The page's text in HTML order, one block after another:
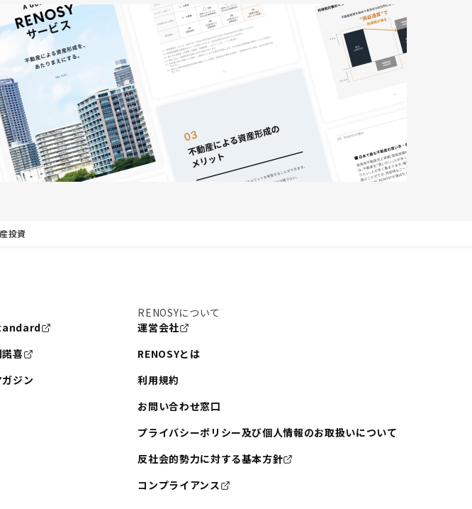
投資
喜
ジン
RENOSYについて
運営会社
RENOSYとは
利用規約
お問い合わせ窓口
プライバシーポリシー及び個人情報のお取扱いについて
反社会的勢力に対する基本方針
コンプライアンス